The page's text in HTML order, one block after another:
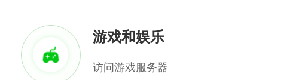
游戏和娱乐
访问游戏服务器